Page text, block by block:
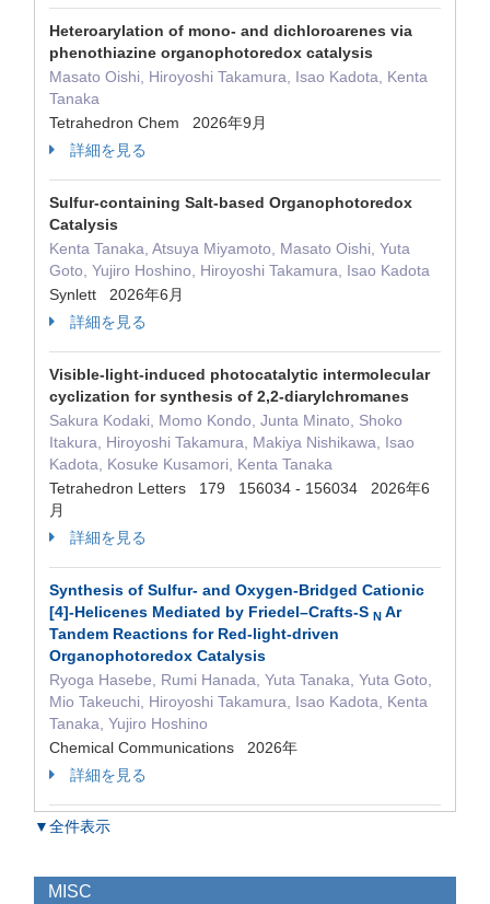
Heteroarylation of mono- and dichloroarenes via
phenothiazine organophotoredox catalysis
Masato Oishi, Hiroyoshi Takamura, Isao Kadota, Kenta
Tanaka
Tetrahedron Chem 2026年9月
詳細を見る
Sulfur-containing Salt-based Organophotoredox
Catalysis
Kenta Tanaka, Atsuya Miyamoto, Masato Oishi, Yuta
Goto, Yujiro Hoshino, Hiroyoshi Takamura, Isao Kadota
Synlett 2026年6月
詳細を見る
Visible-light-induced photocatalytic intermolecular
cyclization for synthesis of 2,2-diarylchromanes
Sakura Kodaki, Momo Kondo, Junta Minato, Shoko
Itakura, Hiroyoshi Takamura, Makiya Nishikawa, Isao
Kadota, Kosuke Kusamori, Kenta Tanaka
Tetrahedron Letters 179 156034 - 156034 2026年6
月
詳細を見る
Synthesis of Sulfur- and Oxygen-Bridged Cationic
[4]-Helicenes Mediated by Friedel–Crafts-S N Ar
Tandem Reactions for Red-light-driven
Organophotoredox Catalysis
Ryoga Hasebe, Rumi Hanada, Yuta Tanaka, Yuta Goto,
Mio Takeuchi, Hiroyoshi Takamura, Isao Kadota, Kenta
Tanaka, Yujiro Hoshino
Chemical Communications 2026年
詳細を見る
▼全件表示
MISC